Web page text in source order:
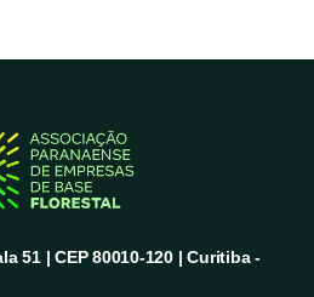
51 | CEP 80010-120 | Curitiba -